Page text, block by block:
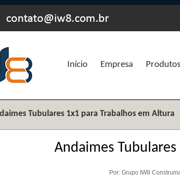
Início Empresa Produtos
Tubulares 1x1 para Trabalhos em Altura
Andaimes
Por: Grupo IW8